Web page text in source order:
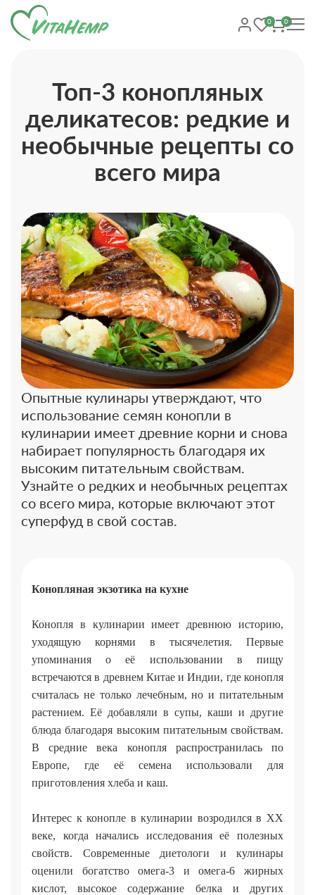
0 0
Топ-3 конопляных
деликатесов: редкие и
необычные рецепты со
всего мира
Опытные кулинары утверждают, что
использование семян конопли в
кулинарии имеет древние корни и снова
набирает популярность благодаря их
высоким питательным свойствам.
Узнайте о редких и необычных рецептах
со всего мира, которые включают этот
суперфуд в свой состав.
Конопляная экзотика на кухне
Конопля в кулинарии имеет древнюю историю,
уходящую корнями в тысячелетия. Первые
упоминания о её использовании в пищу
встречаются в древнем Китае и Индии, где конопля
считалась не только лечебным, но и питательным
растением. Её добавляли в супы, каши и другие
блюда благодаря высоким питательным свойствам.
В средние века конопля распространилась по
Европе, где её семена использовали для
приготовления хлеба и каш.
Интерес к конопле в кулинарии возродился в XX
веке, когда начались исследования её полезных
свойств. Современные диетологи и кулинары
оценили богатство омега-3 и омега-6 жирных
кислот, высокое содержание белка и других